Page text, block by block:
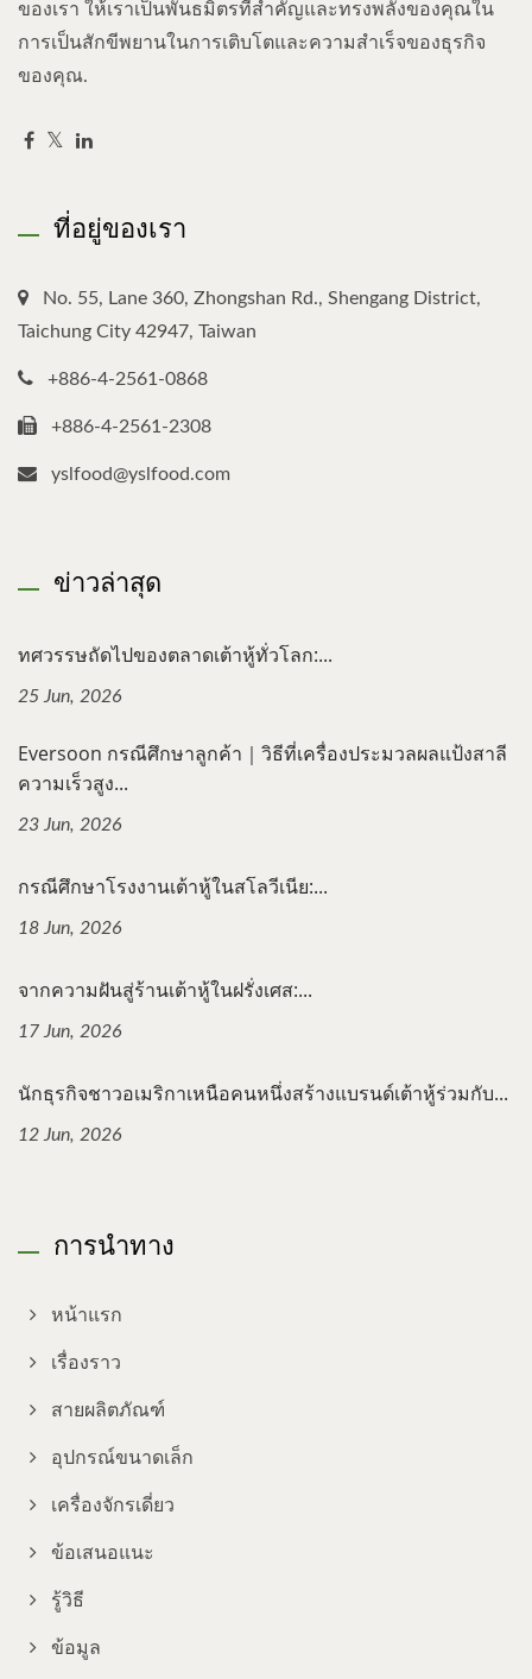
ของเรา ให้เราเป็นพันธมิตรที่สำคัญและทรงพลังของคุณใน
การเป็นสักขีพยานในการเติบโตและความสำเร็จของธุรกิจ
ของคุณ.
ที่อยู่ของเรา
No. 55, Lane 360, Zhongshan Rd., Shengang District,
Taichung City 42947, Taiwan
+886-4-2561-0868
+886-4-2561-2308
yslfood@yslfood.com
ข่าวล่าสุด
ทศวรรษถัดไปของตลาดเต้าหู้ทั่วโลก:...
25 Jun, 2026
Eversoon กรณีศึกษาลูกค้า｜วิธีที่เครื่องประมวลผลแป้งสาลี
ความเร็วสูง...
23 Jun, 2026
กรณีศึกษาโรงงานเต้าหู้ในสโลวีเนีย:...
18 Jun, 2026
จากความฝันสู่ร้านเต้าหู้ในฝรั่งเศส:...
17 Jun, 2026
นักธุรกิจชาวอเมริกาเหนือคนหนึ่งสร้างแบรนด์เต้าหู้ร่วมกับ...
12 Jun, 2026
การนำทาง
หน้าแรก
เรื่องราว
สายผลิตภัณฑ์
อุปกรณ์ขนาดเล็ก
เครื่องจักรเดี่ยว
ข้อเสนอแนะ
รู้วิธี
ข้อมูล